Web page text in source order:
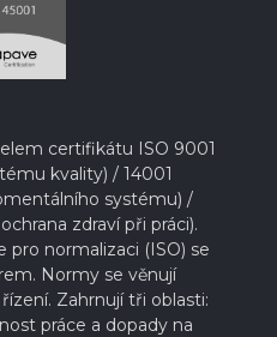
certifikátu ISO 9001
kvality) / 14001
systému) /
zdraví při práci).
pro normalizaci (ISO) se
Normy se věnují
Zahrnují tři oblasti:
práce a dopady na